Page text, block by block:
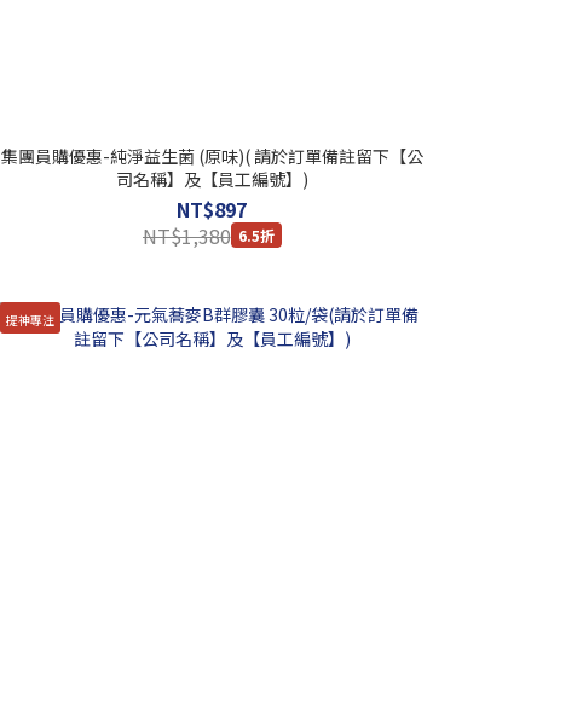
集團員購優惠-純淨益生菌 (原味)( 請於訂單備註留下【公
司名稱】及【員工編號】)
NT$897
NT$1,380 6.5折
提神專注